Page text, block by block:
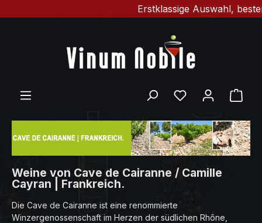
Erstklassige Auswahl,
Du hast 0
Weine von Cave de Cairanne / Camille
Cayran | Frankreich.
Die Cave de Cairanne ist eine renommierte
Winzergenossenschaft im Herzen der südlichen Rhône,